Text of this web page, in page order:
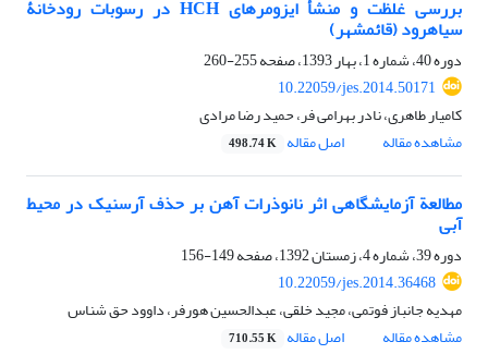
بررسی غلظت و منشأ ایزومرهای HCH در رسوبات رودخانۀ
سیاهرود (قائمشهر)
دوره 40، شماره 1، بهار 1393، صفحه
255-260
10.22059/jes.2014.50171
کامیار طاهری، نادر بهرامی فر، حمید رضا مرادی
مشاهده مقاله
اصل مقاله 498.74 K
مطالعة آزمایشگاهی اثر نانوذرات آهن بر حذف آرسنیک در محیط
آبی
دوره 39، شماره 4، زمستان 1392، صفحه
149-156
10.22059/jes.2014.36468
مهدیه جانباز فوتمی، مجید خلقی، عبدالحسین هورفر، داوود حق شناس
مشاهده مقاله
اصل مقاله 710.55 K